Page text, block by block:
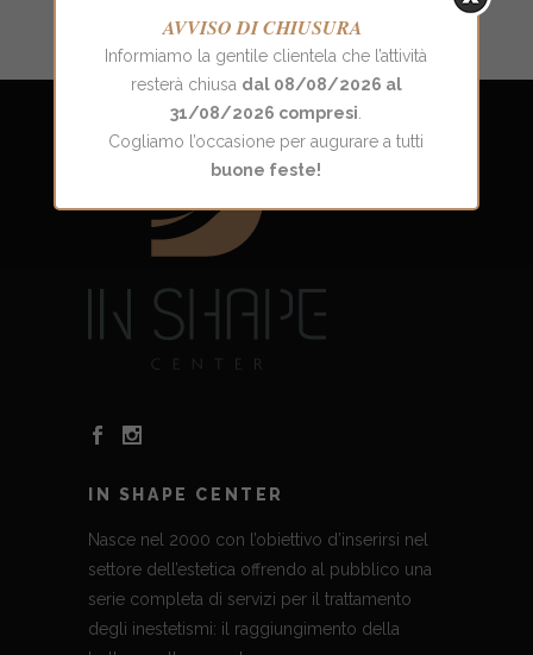
IN SHAPE CENTER
Nasce nel 2000 con l’obiettivo d’inserirsi nel
settore dell’estetica offrendo al pubblico una
serie completa di servizi per il trattamento
degli inestetismi: il raggiungimento della
AVVISO DI CHIUSURA
Informiamo la gentile clientela che l’attività
resterà chiusa dal 08/08/2026 al
31/08/2026 compresi
Cogliamo l’occasione per augurare a tutti
buone feste!